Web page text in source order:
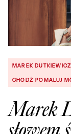
MAREK DUTKIEWICZ
CHODŹ POMALUJ
Marek